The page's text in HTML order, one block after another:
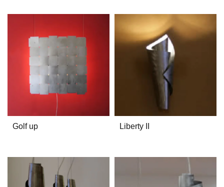
Golf up Liberty II